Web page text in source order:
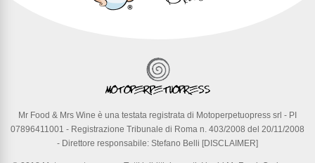
Mr Food & Mrs Wine è una testata registrata di Motoperpetuopress srl - PI
07896411001 - Registrazione Tribunale di Roma n. 403/2008 del 20/11/2008
- Direttore responsabile: Stefano Belli [DISCLAIMER]